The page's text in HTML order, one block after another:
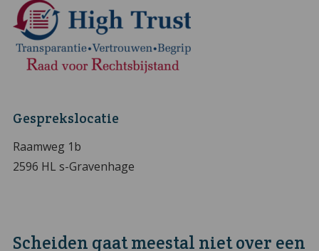
Gesprekslocatie
Raamweg 1b
2596 HL s-Gravenhage
Scheiden gaat meestal niet over een